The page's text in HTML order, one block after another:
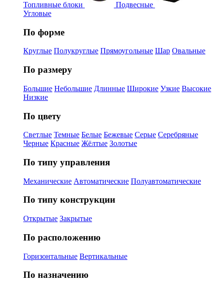
Топливные блоки
Подвесные
Угловые
По форме
Круглые Полукруглые Прямоугольные Шар Овальные
По размеру
Большие Небольшие Длинные Широкие Узкие Высокие
Низкие
По цвету
Светлые Темные Белые Бежевые Серые Серебряные
Черные Красные Жёлтые Золотые
По типу управления
Механические Автоматические Полуавтоматические
По типу конструкции
Открытые Закрытые
По расположению
Горизонтальные Вертикальные
По назначению